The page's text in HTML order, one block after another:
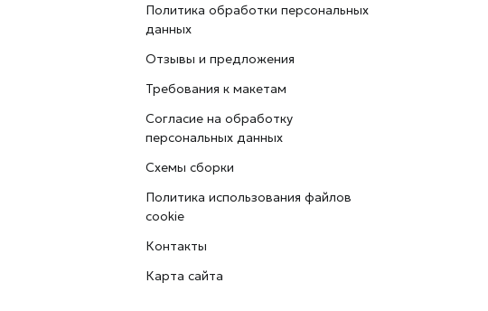
Политика обработки персональных
данных
Отзывы и предложения
Требования к макетам
Согласие на обработку
персональных данных
Схемы сборки
Политика использования файлов
cookie
Контакты
Карта сайта